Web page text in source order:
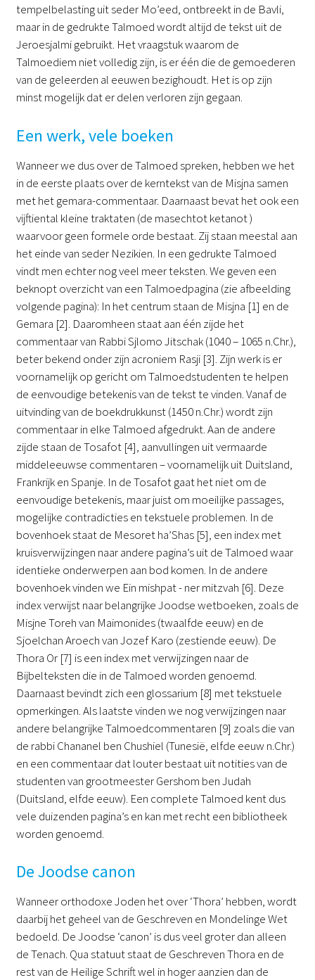
tempelbelasting uit seder Mo’eed, ontbreekt in de Bavli,
maar in de gedrukte Talmoed wordt altijd de tekst uit de
Jeroesjalmi gebruikt. Het vraagstuk waarom de
Talmoediem niet volledig zijn, is er één die de gemoederen
van de geleerden al eeuwen bezighoudt. Het is op zijn
minst mogelijk dat er delen verloren zijn gegaan.
Een werk, vele boeken
Wanneer we dus over de Talmoed spreken, hebben we het
in de eerste plaats over de kerntekst van de Misjna samen
met het gemara-commentaar. Daarnaast bevat het ook een
vijftiental kleine traktaten (de masechtot ketanot )
waarvoor geen formele orde bestaat. Zij staan meestal aan
het einde van seder Nezikien. In een gedrukte Talmoed
vindt men echter nog veel meer teksten. We geven een
beknopt overzicht van een Talmoedpagina (zie afbeelding
volgende pagina): In het centrum staan de Misjna [1] en de
Gemara [2]. Daaromheen staat aan één zijde het
commentaar van Rabbi Sjlomo Jitschak (1040 – 1065 n.Chr.),
beter bekend onder zijn acroniem Rasji [3]. Zijn werk is er
voornamelijk op gericht om Talmoedstudenten te helpen
de eenvoudige betekenis van de tekst te vinden. Vanaf de
uitvinding van de boekdrukkunst (1450 n.Chr.) wordt zijn
commentaar in elke Talmoed afgedrukt. Aan de andere
zijde staan de Tosafot [4], aanvullingen uit vermaarde
middeleeuwse commentaren – voornamelijk uit Duitsland,
Frankrijk en Spanje. In de Tosafot gaat het niet om de
eenvoudige betekenis, maar juist om moeilijke passages,
mogelijke contradicties en tekstuele problemen. In de
bovenhoek staat de Mesoret ha’Shas [5], een index met
kruisverwijzingen naar andere pagina’s uit de Talmoed waar
identieke onderwerpen aan bod komen. In de andere
bovenhoek vinden we Ein mishpat - ner mitzvah [6]. Deze
index verwijst naar belangrijke Joodse wetboeken, zoals de
Misjne Toreh van Maimonides (twaalfde eeuw) en de
Sjoelchan Aroech van Jozef Karo (zestiende eeuw). De
Thora Or [7] is een index met verwijzingen naar de
Bijbelteksten die in de Talmoed worden genoemd.
Daarnaast bevindt zich een glossarium [8] met tekstuele
opmerkingen. Als laatste vinden we nog verwijzingen naar
andere belangrijke Talmoedcommentaren [9] zoals die van
de rabbi Chananel ben Chushiel (Tunesië, elfde eeuw n.Chr.)
en een commentaar dat louter bestaat uit notities van de
studenten van grootmeester Gershom ben Judah
(Duitsland, elfde eeuw). Een complete Talmoed kent dus
vele duizenden pagina’s en kan met recht een bibliotheek
worden genoemd.
De Joodse canon
Wanneer orthodoxe Joden het over ‘Thora’ hebben, wordt
daarbij het geheel van de Geschreven en Mondelinge Wet
bedoeld. De Joodse ‘canon’ is dus veel groter dan alleen
de Tenach. Qua statuut staat de Geschreven Thora en de
rest van de Heilige Schrift wel in hoger aanzien dan de